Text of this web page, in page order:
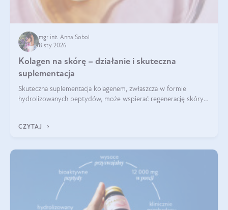
mgr inż. Anna Sobol
8 sty 2026
Kolagen na skórę – działanie i skuteczna
suplementacja
Skuteczna suplementacja kolagenem, zwłaszcza w formie
hydrolizowanych peptydów, może wspierać regenerację skóry i
CZYTAJ